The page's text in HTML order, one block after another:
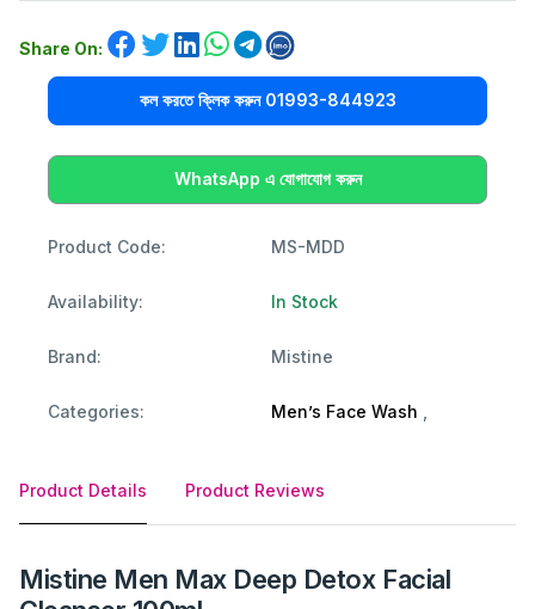
Share On:
কল করতে ক্লিক করুন 01993-844923
WhatsApp এ যোগাযোগ করুন
Product Code: MS-MDD
Availability: In Stock
Brand: Mistine
Categories: Men’s Face Wash
Product Details Product Reviews
Mistine Men Max Deep Detox Facial